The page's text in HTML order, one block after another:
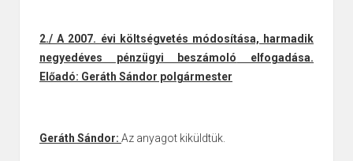
2./ A 2007. évi költségvetés módosítása, harmadik
negyedéves pénzügyi beszámoló
elfogadása.
Előadó: Geráth Sándor polgármester
Geráth Sándor: Az anyagot kiküldtük.